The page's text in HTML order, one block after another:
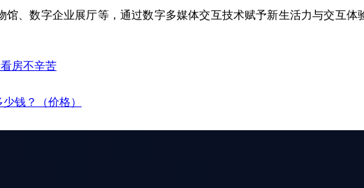
馆、数字企业展厅等，通过数字多媒体交互技术赋予新生活力与交互
房不辛苦
钱？（价格）